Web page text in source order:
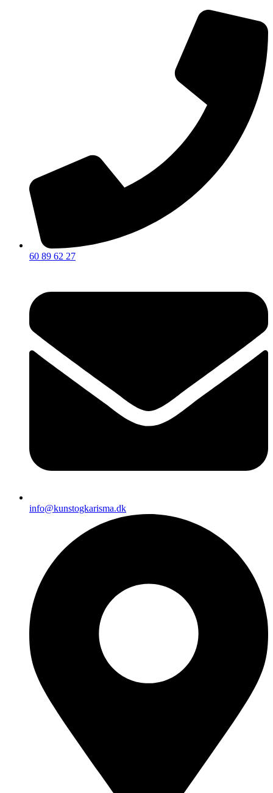
60 89 62 27
info@kunstogkarisma.dk